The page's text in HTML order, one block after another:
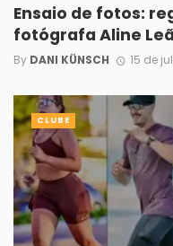
Ensaio de fotos:
fotógrafa Aline
By DANI KÜNSCH 15 de
CLUBE